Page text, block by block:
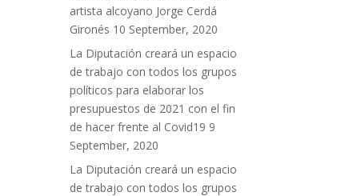
artista alcoyano Jorge Cerdá
Gironés 10 September, 2020
La Diputación creará un espacio
de trabajo con todos los grupos
políticos para elaborar los
presupuestos de 2021 con el fin
de hacer frente al Covid19 9
September, 2020
La Diputación creará un espacio
de trabajo con todos los grupos